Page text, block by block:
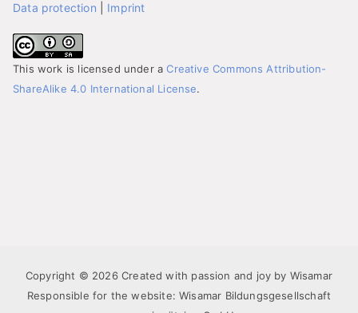
Data protection Imprint
This work is licensed under aCreative Commons Attribution-
ShareAlike 4.0 International License.
Copyright © 2026 Created with passion and joy by Wisamar
Responsible for the website: Wisamar Bildungsgesellschaft